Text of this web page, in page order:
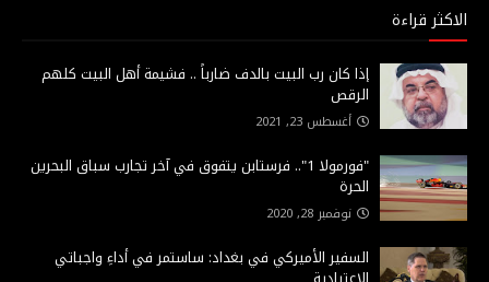
الاكثر قراءة
إذا كان رب البيت بالدف ضارباً .. فشيمة أهل البيت كلهم
الرقص
أغسطس 23, 2021
"فورمولا 1".. فرستابن يتفوق في آخر تجارب سباق البحرين
الحرة
نوفمبر 28, 2020
السفير الأميركي في بغداد: ساستمر في أداءِ واجباتي